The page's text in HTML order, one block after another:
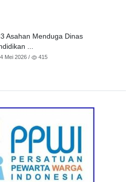
Asahan Menduga Dinas
...
Mei 2026 / 415